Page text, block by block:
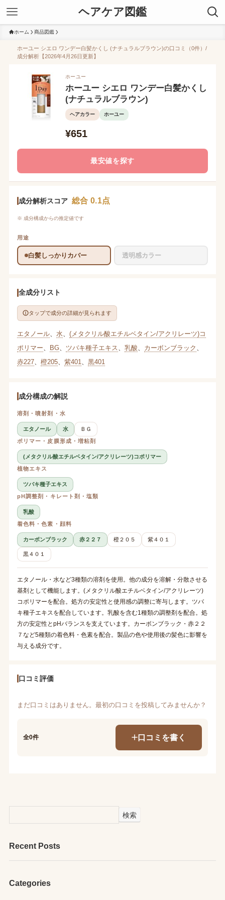
ヘアケア図鑑
ホーム 商品図鑑
ホーユー シエロ ワンデー白髪かくし (ナチュラルブラウン)の口コミ（0件）/
成分解析【2026年4月26日更新】
ホーユー
ホーユー シエロ ワンデー白髪かくし
(ナチュラルブラウン)
ヘアカラー ホーユー
¥651
最安値を探す
成分解析スコア 総合 0.1点
※ 成分構成からの推定値です
用途
白髪しっかりカバー 透明感カラー
全成分リスト
タップで成分の詳細が見られます
エタノール、 水
(メタクリル酸エチルベタイン/アクリレーツ)コ
ポリマー
BG、 ツバキ種子エキス 乳酸 カーボンブラック
赤227、 橙205、 紫401 黒401
成分構成の解説
溶剤・噴射剤・水
エタノール 水
ＢＧ
ポリマー・皮膜形成・増粘剤
(メタクリル酸エチルベタイン/アクリレーツ)コポリマー
植物エキス
ツバキ種子エキス
pH調整剤・キレート剤・塩類
乳酸
着色料・色素・顔料
カーボンブラック 赤２２７ 橙２０５ 紫４０１
黒４０１
エタノール・水など3種類の溶剤を使用。他の成分を溶解・分散させる
基剤として機能します。(メタクリル酸エチルベタイン/アクリレーツ)
コポリマーを配合。処方の安定性と使用感の調整に寄与します。ツバ
キ種子エキスを配合しています。乳酸を含む1種類の調整剤を配合。処
方の安定性とpHバランスを支えています。カーボンブラック・赤２２
７など5種類の着色料・色素を配合。製品の色や使用後の髪色に影響を
与える成分です。
口コミ評価
まだ口コミはありません。最初の口コミを投稿してみませんか？
全0件 口コミを書く
検索
Recent Posts
Categories